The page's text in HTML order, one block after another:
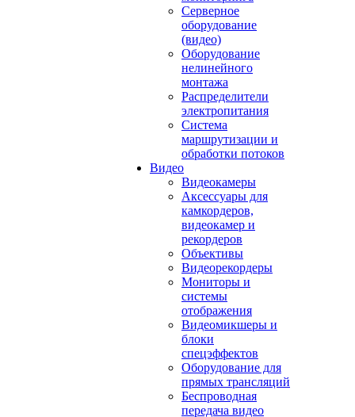
Серверное
оборудование
(видео)
Оборудование
нелинейного
монтажа
Распределители
электропитания
Система
маршрутизации и
обработки потоков
Видео
Видеокамеры
Аксессуары для
камкордеров,
видеокамер и
рекордеров
Объективы
Видеорекордеры
Мониторы и
системы
отображения
Видеомикшеры и
блоки
спецэффектов
Оборудование для
прямых трансляций
Беспроводная
передача видео